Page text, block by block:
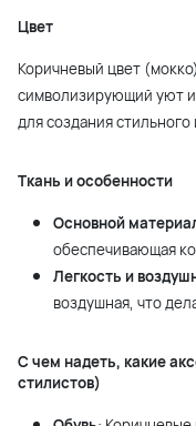
Цвет
Коричневый цвет
символизирующий уют
для создания
Ткань и особенности
Основной
обеспечивающая
Легкость и
воздушная, что
С чем надеть, какие
стилистов)